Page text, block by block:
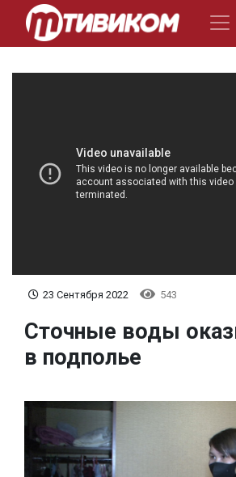
23 Сентября 2022 543
Сточные воды
в подполье